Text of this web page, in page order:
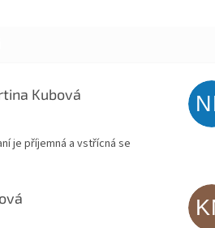
Kubová
je 5 z 5 hvězdiček.
je příjemná a vstřícná se
je 5 z 5 hvězdiček.